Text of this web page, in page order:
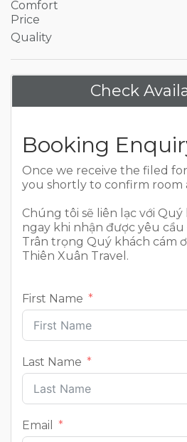
Comfort
Price
Quality
Check
Booking
Once we receive the filed
you shortly to confirm room
Chúng tôi sẽ liên lạc với Quý
ngay khi nhận được yêu
Trân trọng Quý khách cám
Thiên Xuân Travel.
First Name
Last Name
Email